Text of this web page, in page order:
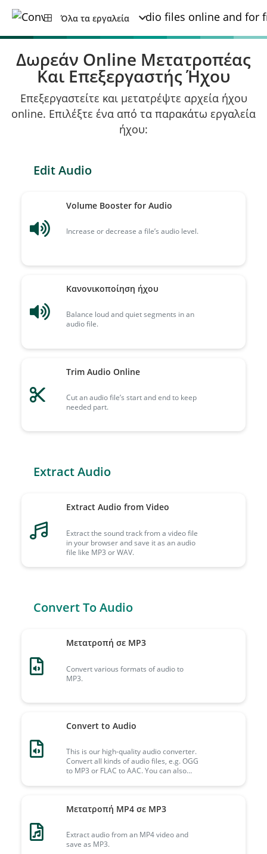
Όλα τα εργαλεία
Δωρεάν Online Μετατροπέας
Και Επεξεργαστής Ήχου
Επεξεργαστείτε και μετατρέψτε αρχεία ήχου
online. Επιλέξτε ένα από τα παρακάτω εργαλεία
ήχου:
Edit Audio
Volume Booster for Audio
Increase or decrease a file’s audio level.
Κανονικοποίηση ήχου
Balance loud and quiet segments in an
audio file.
Trim Audio Online
Cut an audio file’s start and end to keep
needed part.
Extract Audio
Extract Audio from Video
Extract the sound track from a video file
in your browser and save it as an audio
file like MP3 or WAV.
Convert To Audio
Μετατροπή σε MP3
Convert various formats of audio to
MP3.
Convert to Audio
This is our high-quality audio converter.
Convert all kinds of audio files, e.g. OGG
to MP3 or FLAC to AAC. You can also
Μετατροπή MP4 σε MP3
Extract audio from an MP4 video and
save as MP3.